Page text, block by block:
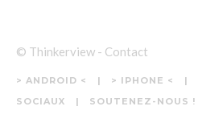
© Thinkerview - Contact
> ANDROID < > IPHONE <
SOCIAUX
SOUTENEZ-NOUS !